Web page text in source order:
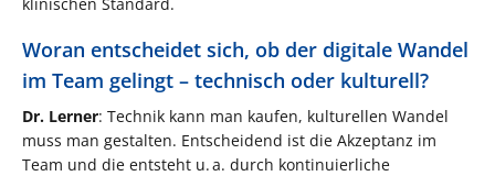
Woran entscheidet sich, ob der digitale Wandel
im Team gelingt – technisch oder kulturell?
Dr. Lerner: Technik kann man kaufen, kulturellen Wandel
muss man gestalten. Entscheidend ist die Akzeptanz im
Team und die entsteht u. a. durch kontinuierliche